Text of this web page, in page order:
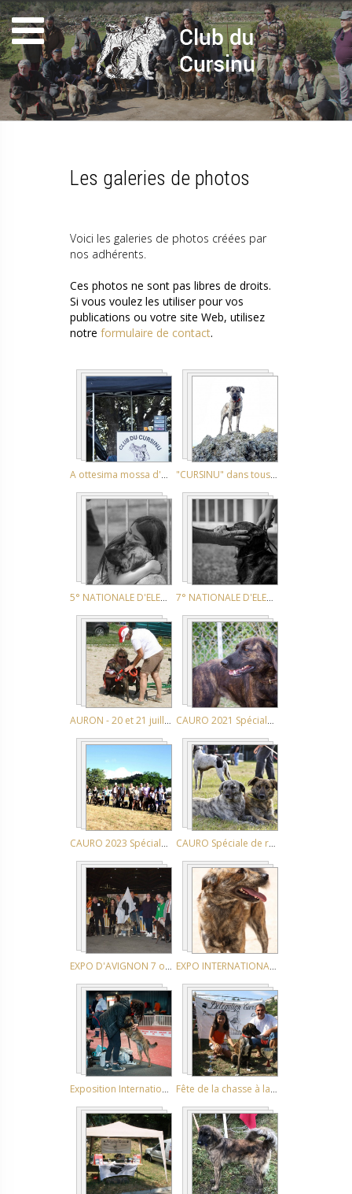
Les galeries de photos
Voici les galeries de photos créées par
nos adhérents.
Ces photos ne sont pas libres de droits.
Si vous voulez les utiliser pour vos
publications ou votre site Web, utilisez
notre formulaire de contact.
A ottesima mossa d'allevu NE APPIETTU 2025 "CURSINU" dans tous ses états !!!!
5° NATIONALE D'ELEVAGE 27 & 28 AVRIL à PRUNELLI DI FIUM'ORBU 7° NATIONALE D'ELEVAGE A PRUNELLI DI FIUMORBU
AURON - 20 et 21 juillet 2013 CAURO 2021 Spéciale de race
CAURO 2023 Spéciale de race CAURO Spéciale de race 2019
EXPO D'AVIGNON 7 octobre 2018 EXPO INTERNATIONALE AJACCIO-CASONE 9 JUIN 2018
Exposition Internationale de MONTLUCON 2024 Fête de la chasse à la Verdière dans le Var